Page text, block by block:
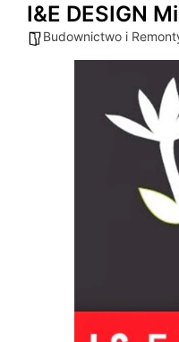
I&E DESIGN
Budownictwo i